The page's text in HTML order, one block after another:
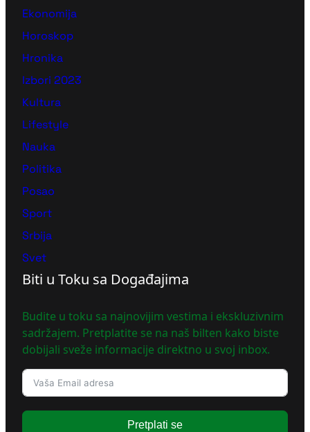
Ekonomija
Horoskop
Hronika
Izbori 2023
Kultura
Lifestyle
Nauka
Politika
Posao
Sport
Srbija
Svet
Biti u Toku sa Događajima
Budite u toku sa najnovijim vestima i ekskluzivnim
sadržajem. Pretplatite se na naš bilten kako biste
dobijali sveže informacije direktno u svoj inbox.
Pretplati se